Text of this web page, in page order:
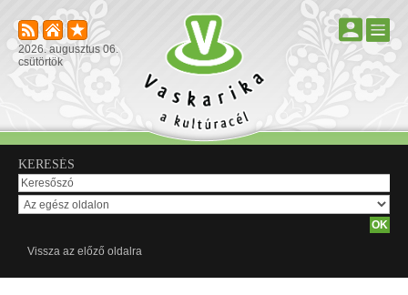
2026. augusztus 06.
csütörtök
KERESÉS
Vissza az előző oldalra